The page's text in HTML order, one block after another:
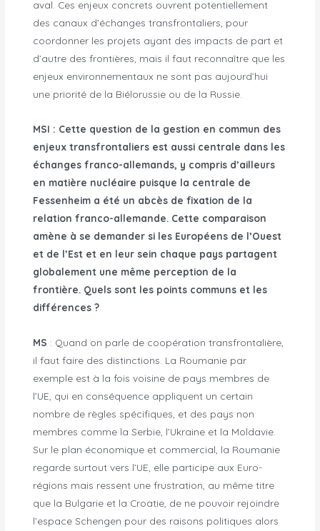
aval. Ces enjeux concrets ouvrent potentiellement
des canaux d’échanges transfrontaliers, pour
coordonner les projets ayant des impacts de part et
d’autre des frontières, mais il faut reconnaître que les
enjeux environnementaux ne sont pas aujourd’hui
une priorité de la Biélorussie ou de la Russie.
MSI : Cette question de la gestion en commun des
enjeux transfrontaliers est aussi centrale dans les
échanges franco-allemands, y compris d’ailleurs
en matière nucléaire puisque la centrale de
Fessenheim a été un abcès de fixation de la
relation franco-allemande. Cette comparaison
amène à se demander si les Européens de l’Ouest
et de l’Est et en leur sein chaque pays partagent
globalement une même perception de la
frontière. Quels sont les points communs et les
différences ?
MS : Quand on parle de coopération transfrontalière,
il faut faire des distinctions. La Roumanie par
exemple est à la fois voisine de pays membres de
l’UE, qui en conséquence appliquent un certain
nombre de règles spécifiques, et des pays non
membres comme la Serbie, l’Ukraine et la Moldavie.
Sur le plan économique et commercial, la Roumanie
regarde surtout vers l’UE, elle participe aux Euro-
régions mais ressent une frustration, au même titre
que la Bulgarie et la Croatie, de ne pouvoir rejoindre
l’espace Schengen pour des raisons politiques alors